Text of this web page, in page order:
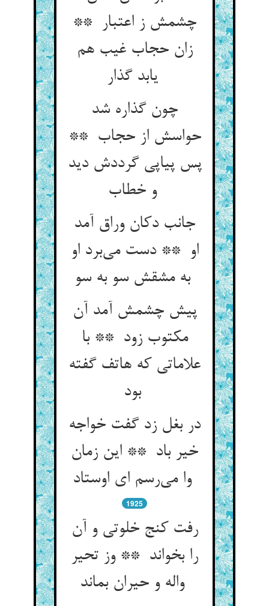
چشمش ز اعتبار **
زان حجاب غیب هم
یابد گذار
چون گذاره شد
حواسش از حجاب **
پس پیاپی گرددش دید
و خطاب
جانب دکان وراق آمد
او ** دست می‌برد او
به مشقش سو به سو
پیش چشمش آمد آن
مکتوب زود ** با
علاماتی که هاتف گفته
بود
در بغل زد گفت خواجه
خیر باد ** این زمان
وا می‌رسم ای اوستاد
1925
رفت کنج خلوتی و آن
را بخواند ** وز تحیر
واله و حیران بماند